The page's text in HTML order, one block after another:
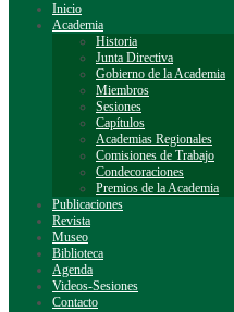
Inicio
Academia
Historia
Junta Directiva
Gobierno de la Academia
Miembros
Sesiones
Capítulos
Academias Regionales
Comisiones de Trabajo
Condecoraciones
Premios de la Academia
Publicaciones
Revista
Museo
Biblioteca
Agenda
Videos-Sesiones
Contacto